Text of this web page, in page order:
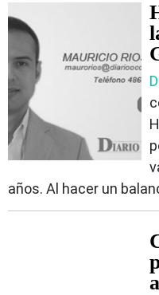
años. Al hacer un